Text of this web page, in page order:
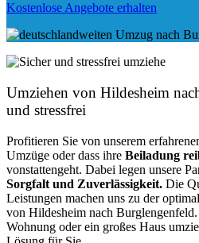
Kostenlose Angebote erhalten
Umziehen von Hildesheim
und stressfrei
Profitieren Sie von unserem
Umzüge oder dass ihre Beiladung
vonstattengeht. Dabei legen unsere
Sorgfalt und Zuverlässigkeit. Die
Leistungen machen uns zu der
von Hildesheim nach
Wohnung oder ein großes Haus